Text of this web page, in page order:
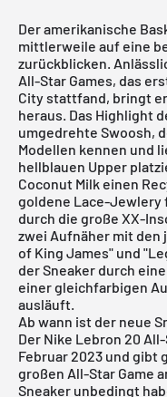
Der amerikanische
mittlerweile auf eine
zurückblicken.
All-Star Games, das
City stattfand, bringt
heraus. Das Highlight
umgedrehte Swoosh,
Modellen kennen und
hellblauen Upper
Coconut Milk einen
goldene Lace-Jewlery
durch die große XX-
zwei Aufnäher mit den
of King James" und
der Sneaker durch
einer gleichfarbigen
ausläuft.
Ab wann ist der neue
Der Nike Lebron 20
Februar 2023 und gibt
großen All-Star Game
Sneaker unbedingt